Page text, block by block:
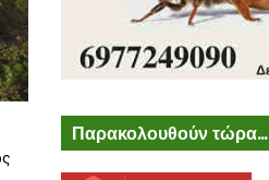
Παρακολουθούν τώρα...